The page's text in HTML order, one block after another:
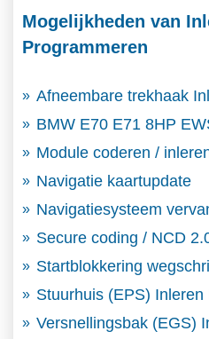
Mogelijkheden van
Programmeren
Afneembare trekhaak
BMW E70 E71 8HP
Module coderen /
Navigatie kaartupdate
Navigatiesysteem
Secure coding / NCD
Startblokkering
Stuurhuis (EPS) Inleren
Versnellingsbak (EGS)